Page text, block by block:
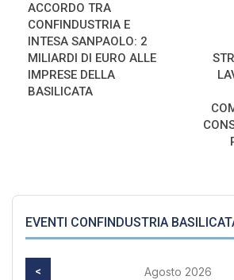
ACCORDO TRA
CONFINDUSTRIA E
INTESA SANPAOLO: 2
MILIARDI DI EURO ALLE
IMPRESE DELLA
BASILICATA
EVENTI CONFINDUSTRIA
< Agosto 2026